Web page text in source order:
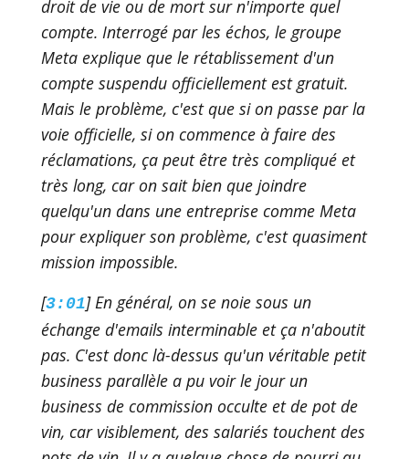
droit de vie ou de mort sur n'importe quel
compte. Interrogé par les échos, le groupe
Meta explique que le rétablissement d'un
compte suspendu officiellement est gratuit.
Mais le problème, c'est que si on passe par la
voie officielle, si on commence à faire des
réclamations, ça peut être très compliqué et
très long, car on sait bien que joindre
quelqu'un dans une entreprise comme Meta
pour expliquer son problème, c'est quasiment
mission impossible.
[3:01] En général, on se noie sous un
échange d'emails interminable et ça n'aboutit
pas. C'est donc là-dessus qu'un véritable petit
business parallèle a pu voir le jour un
business de commission occulte et de pot de
vin, car visiblement, des salariés touchent des